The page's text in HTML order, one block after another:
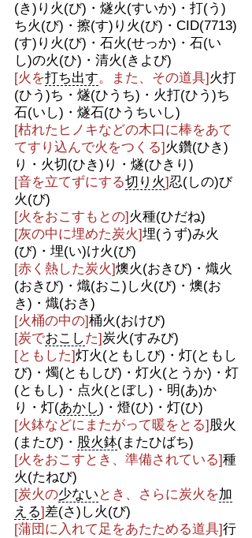
(き)り火(び)・燧火(すいか)・打(う)
ち火(び)・擦(す)り火(び)・CID(7713)
(す)り火(び)・石火(せっか)・石(い
し)の火(ひ)・清火(きよび)
[火を打ち出す。また、その道具]火打
(ひう)ち・燧(ひうち)・火打(ひう)ち
石(いし)・燧石(ひうちいし)
[枯れたヒノキなどの木口に棒をあて
てすり込んで火をつくる]火鑽(ひき)
り・火切(ひき)り・燧(ひきり)
[音を立てずにする切り火]忍(しの)び
火(び)
[火をおこすもとの]火種(ひだね)
[灰の中に埋めた炭火]埋(うず)み火
(び)・埋(い)け火(び)
[赤く熱した炭火]燠火(おきび)・熾火
(おきび)・熾(おこ)し火(び)・燠(お
き)・熾(おき)
[火桶の中の]桶火(おけび)
[炭でおこした]炭火(すみび)
[ともした]灯火(ともしび)・灯(ともし
び)・燭(ともしび)・灯火(とうか)・灯
(ともし)・点火(とぼし)・明(あ)か
り・灯(あかし)・燈(ひ)・灯(ひ)
[火鉢などにまたがって暖をとる]股火
(またび)・ 股火鉢(またひばち)
[火をおこすとき、準備されている]種
火(たねび)
[炭火の少ない とき、さらに炭火を加
える]差(さ)し火(び)
[蒲団に入れて足をあたためる道具]行